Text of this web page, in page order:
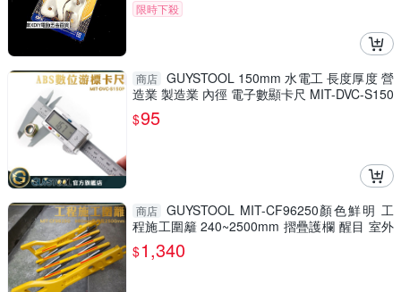
限時下殺
商店 GUYSTOOL 150mm 水電工 長度厚度 營
造業 製造業 內徑 電子數顯卡尺 MIT-DVC-S150
P 防潑水 廠房
$95
商店 GUYSTOOL MIT-CF96250顏色鮮明 工
程施工圍籬 240~2500mm 摺疊護欄 醒目 室外
裝修 安全防護圍欄
$1,340